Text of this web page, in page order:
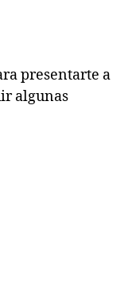
presentarte a
algunas